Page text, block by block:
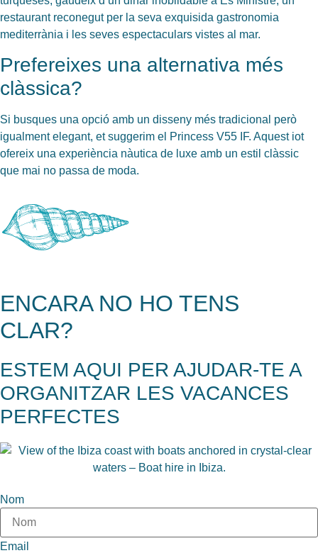
restaurant reconegut per la seva exquisida gastronomia
mediterrània i les seves espectaculars vistes al mar.
Prefereixes una alternativa més
clàssica?
Si busques una opció amb un disseny més tradicional però
igualment elegant, et suggerim el Princess V55 IF. Aquest iot
ofereix una experiència nàutica de luxe amb un estil clàssic
que mai no passa de moda.
ENCARA NO HO TENS
CLAR?
ESTEM AQUI PER AJUDAR-TE A
ORGANITZAR LES VACANCES
PERFECTES
Nom
Email